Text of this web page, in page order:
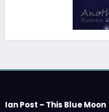
Ian Post – This Blue Moon